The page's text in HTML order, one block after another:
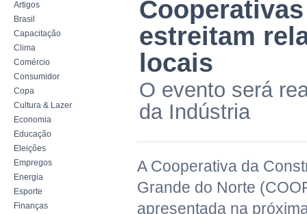
Artigos
Brasil
Capacitação
Clima
Comércio
Consumidor
Copa
Cultura & Lazer
Economia
Educação
Eleições
Empregos
Energia
Esporte
Finanças
estreitam
locais
O evento será
da Indústria
A Cooperativa da
Grande do Norte
apresentada na